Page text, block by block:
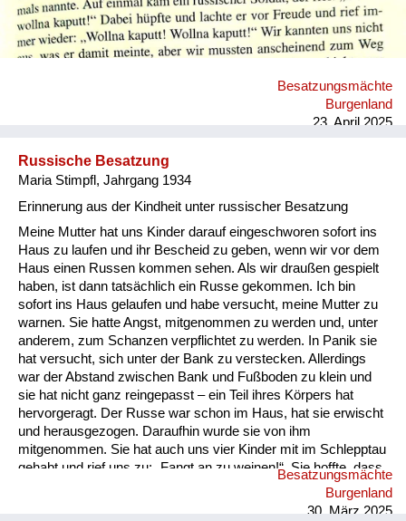
Besatzungsmächte
Burgenland
23. April 2025
Russische Besatzung
Maria Stimpfl, Jahrgang 1934
Erinnerung aus der Kindheit unter russischer Besatzung
Meine Mutter hat uns Kinder darauf eingeschworen sofort ins
Haus zu laufen und ihr Bescheid zu geben, wenn wir vor dem
Haus einen Russen kommen sehen. Als wir draußen gespielt
haben, ist dann tatsächlich ein Russe gekommen. Ich bin
sofort ins Haus gelaufen und habe versucht, meine Mutter zu
warnen. Sie hatte Angst, mitgenommen zu werden und, unter
anderem, zum Schanzen verpflichtet zu werden. In Panik sie
hat versucht, sich unter der Bank zu verstecken. Allerdings
war der Abstand zwischen Bank und Fußboden zu klein und
sie hat nicht ganz reingepasst – ein Teil ihres Körpers hat
hervorgeragt. Der Russe war schon im Haus, hat sie erwischt
und herausgezogen. Daraufhin wurde sie von ihm
mitgenommen. Sie hat auch uns vier Kinder mit im Schlepptau
gehabt und rief uns zu: „Fangt an zu weinen!“. Sie hoffte, dass
wir damit Mitleid erregen könnten. Wir folgten ihr, aber einer
meiner Brüder war widerspenstig – er hat sich geweigert zu
Besatzungsmächte
Burgenland
30. März 2025